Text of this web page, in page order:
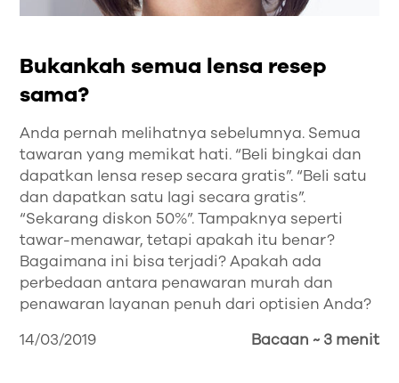
Bukankah semua lensa resep
sama?
Anda pernah melihatnya sebelumnya. Semua
tawaran yang memikat hati. “Beli bingkai dan
dapatkan lensa resep secara gratis”. “Beli satu
dan dapatkan satu lagi secara gratis”.
“Sekarang diskon 50%”. Tampaknya seperti
tawar-menawar, tetapi apakah itu benar?
Bagaimana ini bisa terjadi? Apakah ada
perbedaan antara penawaran murah dan
penawaran layanan penuh dari optisien Anda?
14/03/2019
Bacaan ~ 3 menit